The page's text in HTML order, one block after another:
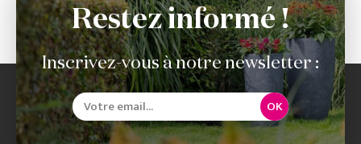
Restez informé !
Inscrivez-vous à notre newsletter :
OK